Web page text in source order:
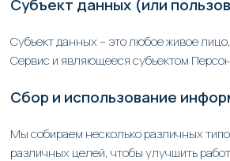
Субъект данных (или
Субъект данных – это любое живое
Сервис и являющееся субъектом
Сбор и использование
Мы собираем несколько различных
различных целей, чтобы улучшить